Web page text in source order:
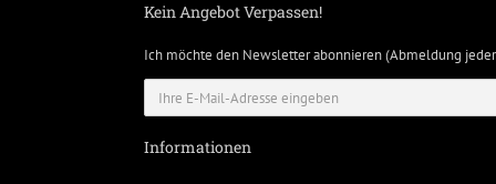
Kein Angebot Verpassen!
Ich möchte den Newsletter abonnieren (Abmeldung
Informationen